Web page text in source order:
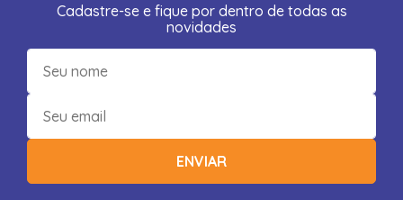
Cadastre-se e fique por dentro de todas as
novidades
ENVIAR